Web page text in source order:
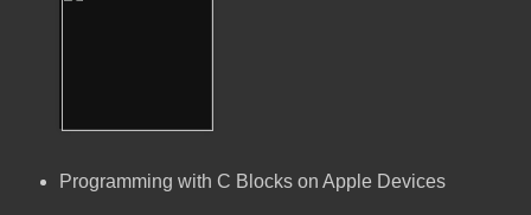
Programming with C Blocks on Apple Devices